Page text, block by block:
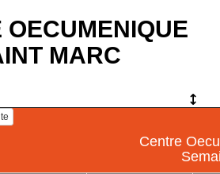
OECUMENIQUE
MARC
Centre